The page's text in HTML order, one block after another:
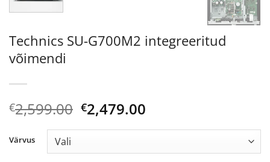
Technics SU-G700M2 integreeritud
võimendi
€2,599.00 Algne
hind
oli:
€2,599.00.
€2,479.00
is:
€2,479.00.
Värvus